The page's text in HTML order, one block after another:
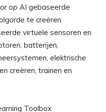
op AI gebaseerde
te creëren.
virtuele sensoren en
batterijen,
elektrische
creëren, trainen en
Toolbox